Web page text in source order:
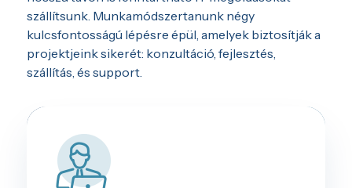
szállítsunk. Munkamódszertanunk négy
kulcsfontosságú lépésre épül, amelyek biztosítják a
projektjeink sikerét: konzultáció, fejlesztés,
szállítás, és support.